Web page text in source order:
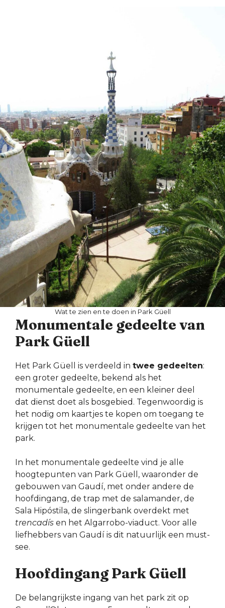
Wat te zien en te doen in Park Güell
Monumentale gedeelte van
Park Güell
Het Park Güell is verdeeld in twee gedeelten:
een groter gedeelte, bekend als het
monumentale gedeelte, en een kleiner deel
dat dienst doet als bosgebied. Tegenwoordig is
het nodig om kaartjes te kopen om toegang te
krijgen tot het monumentale gedeelte van het
park.
In het monumentale gedeelte vind je alle
hoogtepunten van Park Güell, waaronder de
gebouwen van Gaudí, met onder andere de
hoofdingang, de trap met de salamander, de
Sala Hipóstila, de slingerbank overdekt met
trencadís en het Algarrobo-viaduct. Voor alle
liefhebbers van Gaudí is dit natuurlijk een must-
see.
Hoofdingang Park Güell
De belangrijkste ingang van het park zit op